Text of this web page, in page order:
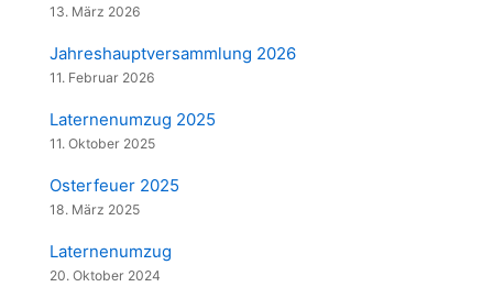
13. März 2026
Jahreshauptversammlung 2026
11. Februar 2026
Laternenumzug 2025
11. Oktober 2025
Osterfeuer 2025
18. März 2025
Laternenumzug
20. Oktober 2024